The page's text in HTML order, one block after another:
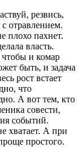
резвись,
отравлением.
плохо пахнет.
власть.
и комар
быть, и задача
рост встает
что
А вот тем, кто
совести,
событий.
хватает. А при
простого.